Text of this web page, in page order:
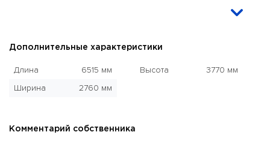
Дополнительные характеристики
Длина
6515 мм
Ширина
2760 мм
Высота 3770 мм
Комментарий собственника